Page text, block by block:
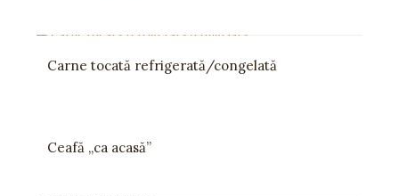
Carne tocată refrigerată/congelată
Ceafă „ca acasă”